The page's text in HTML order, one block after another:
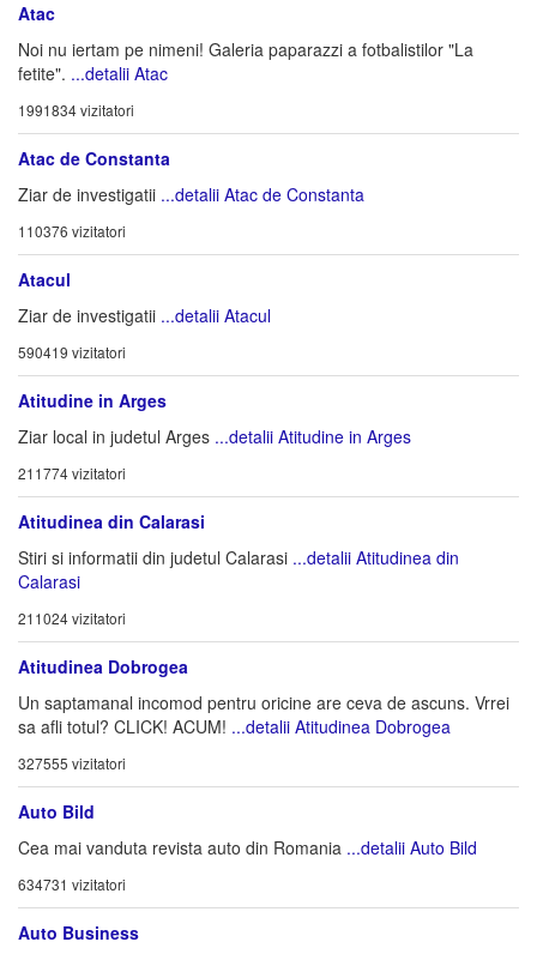
Atac
Noi nu iertam pe nimeni! Galeria paparazzi a fotbalistilor "La
fetite". ...detalii Atac
1991834 vizitatori
Atac de Constanta
Ziar de investigatii ...detalii Atac de Constanta
110376 vizitatori
Atacul
Ziar de investigatii ...detalii Atacul
590419 vizitatori
Atitudine in Arges
Ziar local in judetul Arges ...detalii Atitudine in Arges
211774 vizitatori
Atitudinea din Calarasi
Stiri si informatii din judetul Calarasi ...detalii Atitudinea din
Calarasi
211024 vizitatori
Atitudinea Dobrogea
Un saptamanal incomod pentru oricine are ceva de ascuns. Vrrei
sa afli totul? CLICK! ACUM! ...detalii Atitudinea Dobrogea
327555 vizitatori
Auto Bild
Cea mai vanduta revista auto din Romania ...detalii Auto Bild
634731 vizitatori
Auto Business